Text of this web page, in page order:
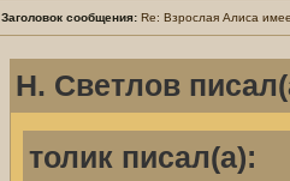
Заголовок сообщения: Re: Взрослая Алиса
Н. Светлов
толик писал(а):